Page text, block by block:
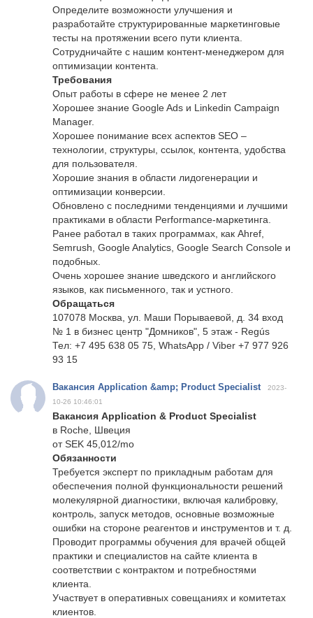
Определите возможности улучшения и
разработайте структурированные маркетинговые
тесты на протяжении всего пути клиента.
Сотрудничайте с нашим контент-менеджером для
оптимизации контента.
Требования
Опыт работы в сфере не менее 2 лет
Хорошее знание Google Ads и Linkedin Campaign
Manager.
Хорошее понимание всех аспектов SEO –
технологии, структуры, ссылок, контента, удобства
для пользователя.
Хорошие знания в области лидогенерации и
оптимизации конверсии.
Обновлено с последними тенденциями и лучшими
практиками в области Performance-маркетинга.
Ранее работал в таких программах, как Ahref,
Semrush, Google Analytics, Google Search Console и
подобных.
Очень хорошее знание шведского и английского
языков, как письменного, так и устного.
Обращаться
107078 Москва, ул. Маши Порываевой, д. 34 вход
№ 1 в бизнес центр "Домников", 5 этаж - Regús
Тел: +7 495 638 05 75, WhatsApp / Viber +7 977 926
93 15
Вакансия Application &amp; Product Specialist
2023-
10-26 10:46:01
Вакансия Application & Product Specialist
в Roche, Швеция
от SEK 45,012/mo
Обязанности
Требуется эксперт по прикладным работам для
обеспечения полной функциональности решений
молекулярной диагностики, включая калибровку,
контроль, запуск методов, основные возможные
ошибки на стороне реагентов и инструментов и т. д.
Проводит программы обучения для врачей общей
практики и специалистов на сайте клиента в
соответствии с контрактом и потребностями
клиента.
Участвует в оперативных совещаниях и комитетах
клиентов.